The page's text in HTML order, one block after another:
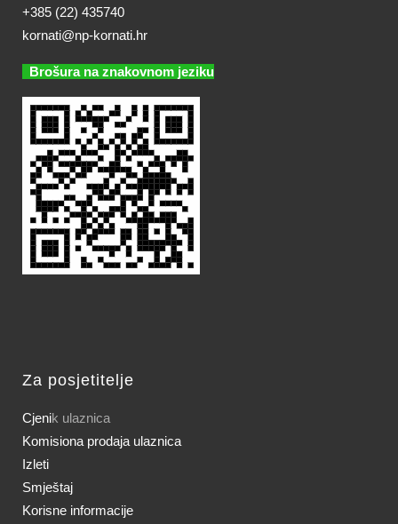
+385 (22) 435740
kornati@np-kornati.hr
Brošura na znakovnom jeziku
Za posjetitelje
Cjenik ulaznica
Komisiona prodaja ulaznica
Izleti
Smještaj
Korisne informacije